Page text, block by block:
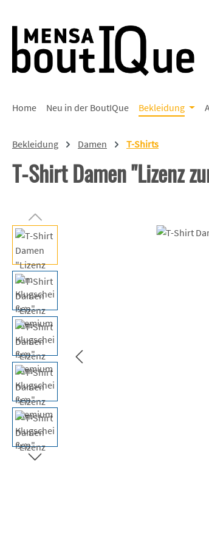
Home Neu in der BoutIQue Bekleidung
Bekleidung Damen T-Shirts
T-Shirt Damen "Lizenz
Bildergalerie überspringen